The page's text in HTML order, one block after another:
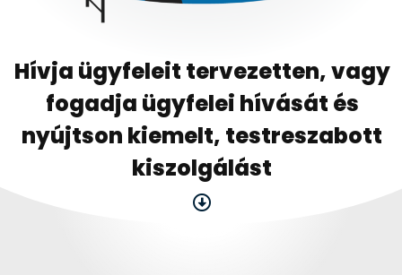
Hívja ügyfeleit tervezetten, vagy
fogadja ügyfelei hívását és
nyújtson kiemelt, testreszabott
kiszolgálást